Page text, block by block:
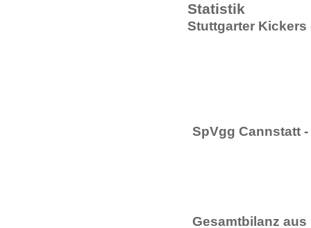
Statistik
Stuttgarter Kickers
SpVgg Cannstatt
Gesamtbilanz